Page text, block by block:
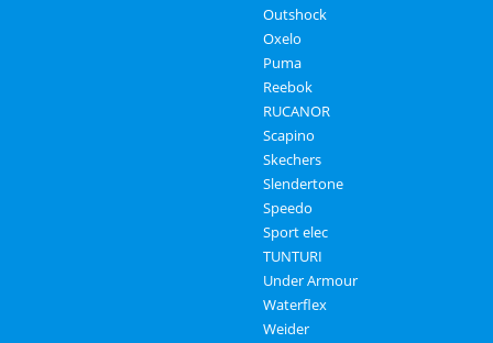
Outshock
Oxelo
Puma
Reebok
RUCANOR
Scapino
Skechers
Slendertone
Speedo
Sport elec
TUNTURI
Under Armour
Waterflex
Weider